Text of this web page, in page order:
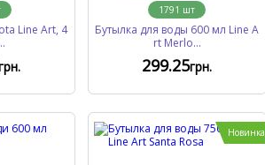
Line Art, 4
1791 шт
Бутылка для воды 600 мл Line A
rt Merlo...
299.25грн.
Новинка